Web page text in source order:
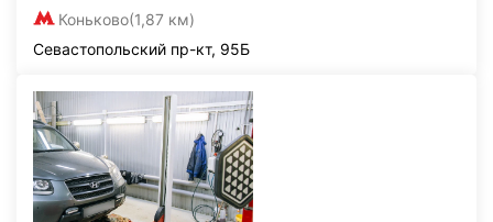
Коньково(1,87 км)
Севастопольский пр-кт, 95Б